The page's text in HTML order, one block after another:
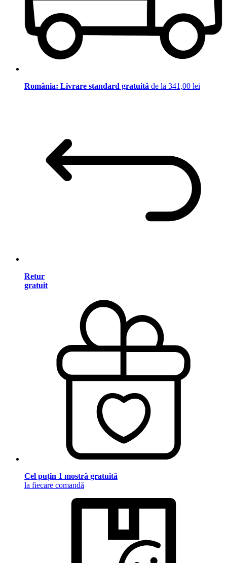
România: Livrare standard gratuită de la 341,00 lei
Retur
gratuit
Cel puțin 1 mostră gratuită
la fiecare comandă